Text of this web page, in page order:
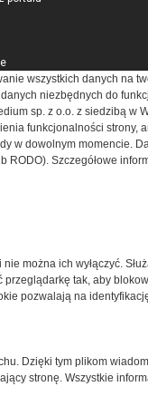
nr KRS:
stosujemy
poziomie,
potrzeb.
dotyczących
wszystkich danych na
niezbędnych do
sp. z o.o. z siedzibą w
funkcjonalności strony,
w dowolnym momencie.
RODO). Szczegółowe
można ich wyłączyć.
tak, aby
pozwalają na
Dzięki tym plikom
stronę. Wszystkie